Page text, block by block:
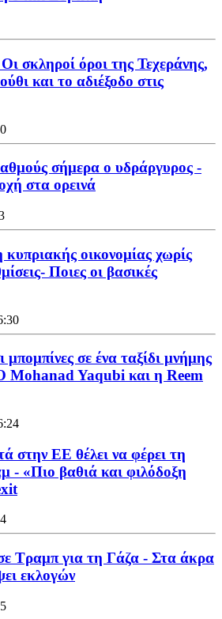
σκληροί όροι της Τεχεράνης,
και το αδιέξοδο στις
σήμερα ο υδράργυρος -
στα ορεινά
οικονομίας χωρίς
Ποιες οι βασικές
σε ένα ταξίδι μνήμης
Mohanad Yaqubi και η Reem
στην ΕΕ θέλει να φέρει τη
- «Πιο βαθιά και φιλόδοξη
Τραμπ για τη Γάζα - Στα άκρα
εκλογών